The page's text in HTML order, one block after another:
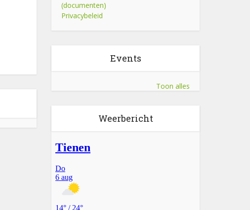
(documenten)
Privacybeleid
Events
Toon alles
Weerbericht